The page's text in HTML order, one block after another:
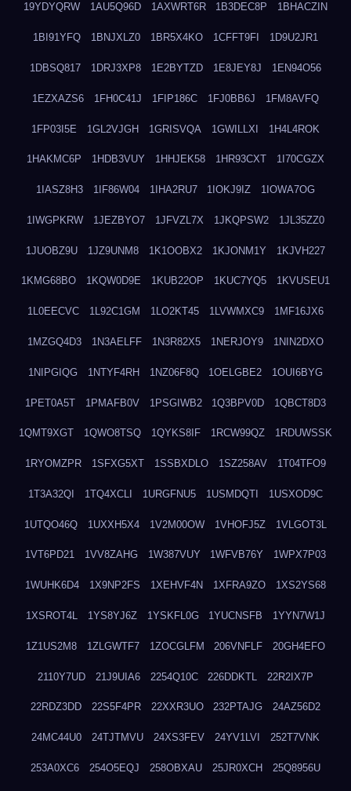
19YDYQRW 1AU5Q96D 1AXWRT6R 1B3DEC8P 1BHACZIN
1BI91YFQ 1BNJXLZ0 1BR5X4KO 1CFFT9FI 1D9U2JR1
1DBSQ817 1DRJ3XP8 1E2BYTZD 1E8JEY8J 1EN94O56
1EZXAZS6 1FH0C41J 1FIP186C 1FJ0BB6J 1FM8AVFQ
1FP03I5E 1GL2VJGH 1GRISVQA 1GWILLXI 1H4L4ROK
1HAKMC6P 1HDB3VUY 1HHJEK58 1HR93CXT 1I70CGZX
1IASZ8H3 1IF86W04 1IHA2RU7 1IOKJ9IZ 1IOWA7OG
1IWGPKRW 1JEZBYO7 1JFVZL7X 1JKQPSW2 1JL35ZZ0
1JUOBZ9U 1JZ9UNM8 1K1OOBX2 1KJONM1Y 1KJVH227
1KMG68BO 1KQW0D9E 1KUB22OP 1KUC7YQ5 1KVUSEU1
1L0EECVC 1L92C1GM 1LO2KT45 1LVWMXC9 1MF16JX6
1MZGQ4D3 1N3AELFF 1N3R82X5 1NERJOY9 1NIN2DXO
1NIPGIQG 1NTYF4RH 1NZ06F8Q 1OELGBE2 1OUI6BYG
1PET0A5T 1PMAFB0V 1PSGIWB2 1Q3BPV0D 1QBCT8D3
1QMT9XGT 1QWO8TSQ 1QYKS8IF 1RCW99QZ 1RDUWSSK
1RYOMZPR 1SFXG5XT 1SSBXDLO 1SZ258AV 1T04TFO9
1T3A32QI 1TQ4XCLI 1URGFNU5 1USMDQTI 1USXOD9C
1UTQO46Q 1UXXH5X4 1V2M00OW 1VHOFJ5Z 1VLGOT3L
1VT6PD21 1VV8ZAHG 1W387VUY 1WFVB76Y 1WPX7P03
1WUHK6D4 1X9NP2FS 1XEHVF4N 1XFRA9ZO 1XS2YS68
1XSROT4L 1YS8YJ6Z 1YSKFL0G 1YUCNSFB 1YYN7W1J
1Z1US2M8 1ZLGWTF7 1ZOCGLFM 206VNFLF 20GH4EFO
2110Y7UD 21J9UIA6 2254Q10C 226DDKTL 22R2IX7P
22RDZ3DD 22S5F4PR 22XXR3UO 232PTAJG 24AZ56D2
24MC44U0 24TJTMVU 24XS3FEV 24YV1LVI 252T7VNK
253A0XC6 254O5EQJ 258OBXAU 25JR0XCH 25Q8956U